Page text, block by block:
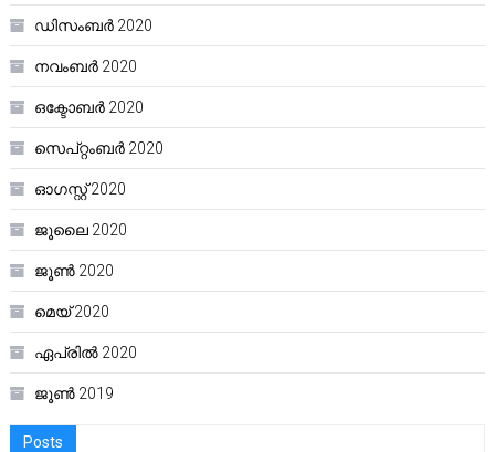
ഡിസംബർ 2020
നവംബർ 2020
ഒക്ടോബർ 2020
സെപ്റ്റംബർ 2020
ഓഗസ്റ്റ്‌ 2020
ജൂലൈ 2020
ജൂൺ 2020
മെയ്‌ 2020
ഏപ്രിൽ 2020
ജൂൺ 2019
Posts